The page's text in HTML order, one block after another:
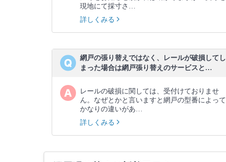
現地にて採寸さ…
詳しくみる
網戸の張り替えではなく、レールが破損してし
まった場合は網戸張り替えのサービスと…
レールの破損に関しては、受付けておりませ
ん。なぜとかと言いますと網戸の型番によって
かなりの違いがあ…
詳しくみる